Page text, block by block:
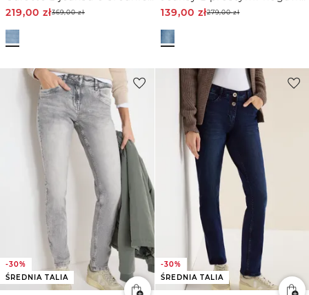
219,00 zł369,00zł
139,00 zł279,00zł
-30%
ŚREDNIA TALIA
-30%
ŚREDNIA TALIA